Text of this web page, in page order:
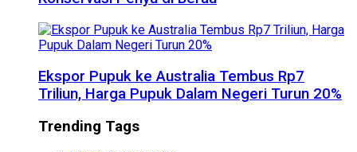
Ekspor Pupuk ke Australia Tembus Rp7
Triliun, Harga Pupuk Dalam Negeri Turun 20%
Trending Tags